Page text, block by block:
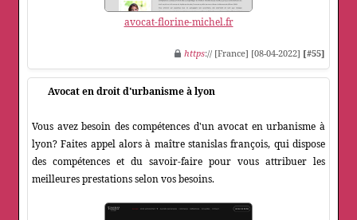
avocat-florine-michel.fr
https:// [France] [08-04-2022] [#55]
Avocat en droit d'urbanisme à lyon
Vous avez besoin des compétences d'un avocat en urbanisme à
lyon? Faites appel alors à maître stanislas françois, qui dispose
des compétences et du savoir-faire pour vous attribuer les
meilleures prestations selon vos besoins.